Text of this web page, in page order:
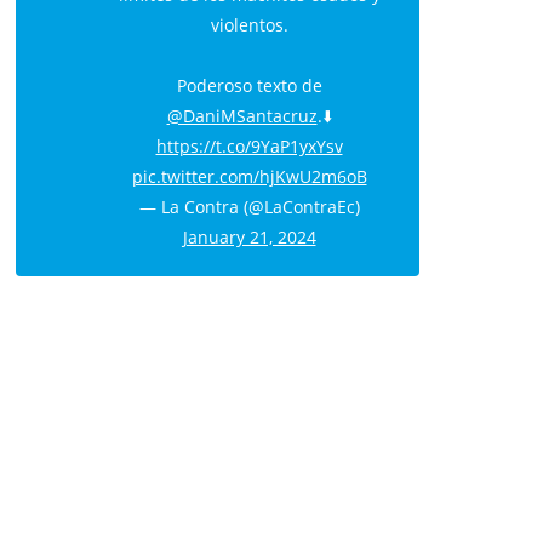
violentos.
Poderoso texto de
@DaniMSantacruz.⬇️
https://t.co/9YaP1yxYsv
pic.twitter.com/hjKwU2m6oB
— La Contra (@LaContraEc)
January 21, 2024